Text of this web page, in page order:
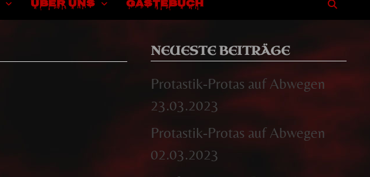
ÜBER UNS GÄSTEBUCH
NEUESTE BEITRÄGE
Protastik-Protas auf Abwegen
23.03.2023
Protastik-Protas auf Abwegen
02.03.2023